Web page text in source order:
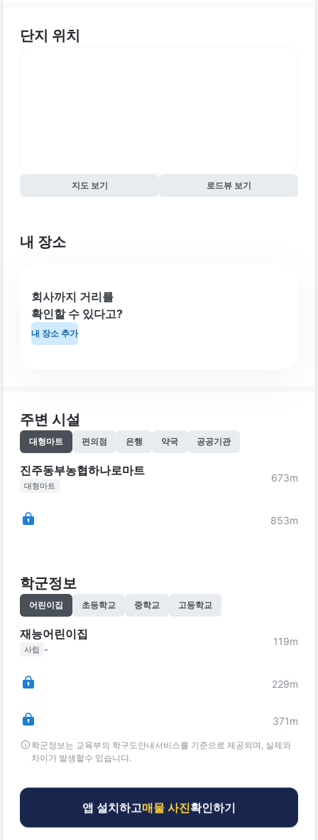
단지 위치
지도 보기 로드뷰 보기
내 장소
회사까지 거리를
확인할 수 있다고?
내 장소 추가
주변 시설
대형마트 편의점 은행 약국 공공기관
진주동부농협하나로마트
대형마트
673m
853m
학군정보
어린이집 초등학교 중학교 고등학교
재능어린이집
사립 -
119m
229m
371m
학군정보는 교육부의 학구도안내서비스를 기준으로 제공되며, 실제와
차이가 발생할수 있습니다.
앱 설치하고매물 사진확인하기